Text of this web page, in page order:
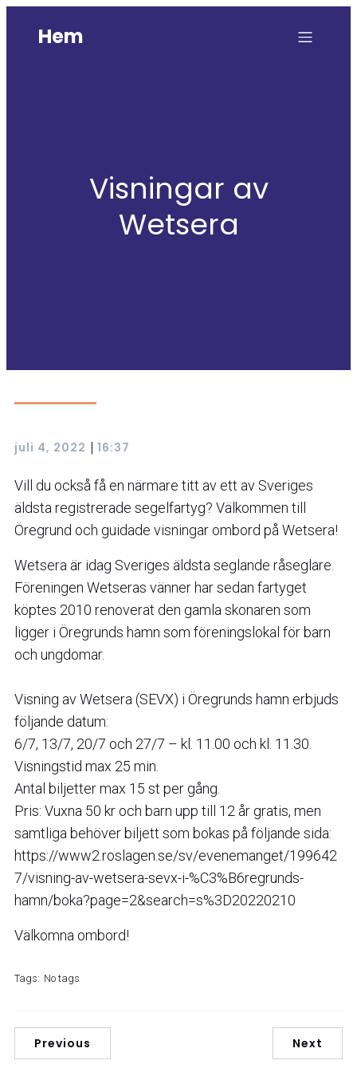
Hem
Visningar av
Wetsera
juli 4, 2022 | 16:37
Vill du också få en närmare titt av ett av Sveriges
äldsta registrerade segelfartyg? Välkommen till
Öregrund och guidade visningar ombord på Wetsera!
Wetsera är idag Sveriges äldsta seglande råseglare.
Föreningen Wetseras vänner har sedan fartyget
köptes 2010 renoverat den gamla skonaren som
ligger i Öregrunds hamn som föreningslokal för barn
och ungdomar.
Visning av Wetsera (SEVX) i Öregrunds hamn erbjuds
följande datum:
6/7, 13/7, 20/7 och 27/7 – kl. 11.00 och kl. 11.30.
Visningstid max 25 min.
Antal biljetter max 15 st per gång.
Pris: Vuxna 50 kr och barn upp till 12 år gratis, men
samtliga behöver biljett som bokas på följande sida:
https://www2.roslagen.se/sv/evenemanget/199642
7/visning-av-wetsera-sevx-i-%C3%B6regrunds-
hamn/boka?page=2&search=s%3D20220210
Välkomna ombord!
Tags: No tags
Previous Next